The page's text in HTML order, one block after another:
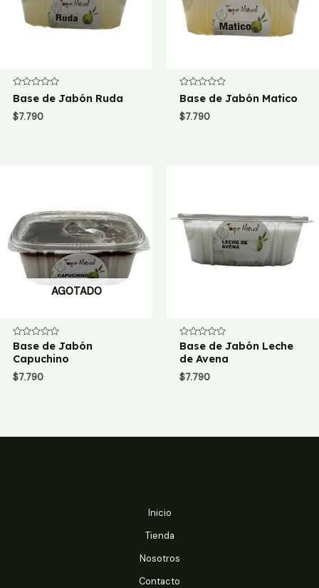
Valorado
con
0
de
Base de Jabón Ruda
$7.790
Valorado
con
0
de
Base de Jabón Matico
$7.790
AGOTADO
Valorado
con
0
5
Base de Jabón
Capuchino
$7.790
Valorado
con
0
5
Base de Jabón Leche
de Avena
$7.790
Inicio
Tienda
Nosotros
Contacto